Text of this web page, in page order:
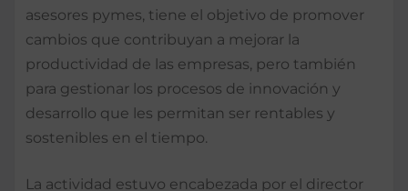
asesores pymes, tiene el objetivo de promover
cambios que contribuyan a mejorar la
productividad de las empresas, pero también
para gestionar los procesos de innovación y
desarrollo que les permitan ser rentables y
sostenibles en el tiempo.
La actividad estuvo encabezada por el director